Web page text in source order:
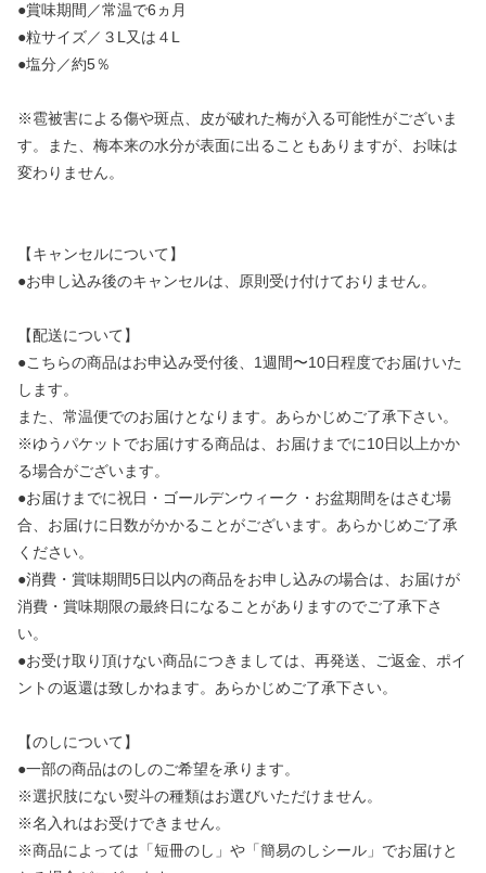
●賞味期間／常温で6ヵ月
●粒サイズ／３L又は４L
●塩分／約5％
※雹被害による傷や斑点、皮が破れた梅が入る可能性がございま
す。また、梅本来の水分が表面に出ることもありますが、お味は
変わりません。
【キャンセルについて】
●お申し込み後のキャンセルは、原則受け付けておりません。
【配送について】
●こちらの商品はお申込み受付後、1週間〜10日程度でお届けいた
します。
また、常温便でのお届けとなります。あらかじめご了承下さい。
※ゆうパケットでお届けする商品は、お届けまでに10日以上かか
る場合がございます。
●お届けまでに祝日・ゴールデンウィーク・お盆期間をはさむ場
合、お届けに日数がかかることがございます。あらかじめご了承
ください。
●消費・賞味期間5日以内の商品をお申し込みの場合は、お届けが
消費・賞味期限の最終日になることがありますのでご了承下さ
い。
●お受け取り頂けない商品につきましては、再発送、ご返金、ポイ
ントの返還は致しかねます。あらかじめご了承下さい。
【のしについて】
●一部の商品はのしのご希望を承ります。
※選択肢にない熨斗の種類はお選びいただけません。
※名入れはお受けできません。
※商品によっては「短冊のし」や「簡易のしシール」でお届けと